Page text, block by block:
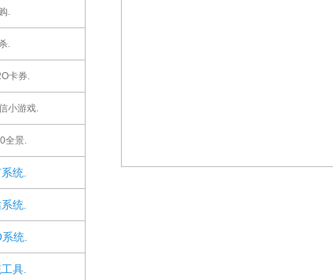
.
.
卡券.
小游戏.
全景.
统.
统.
统.
具.